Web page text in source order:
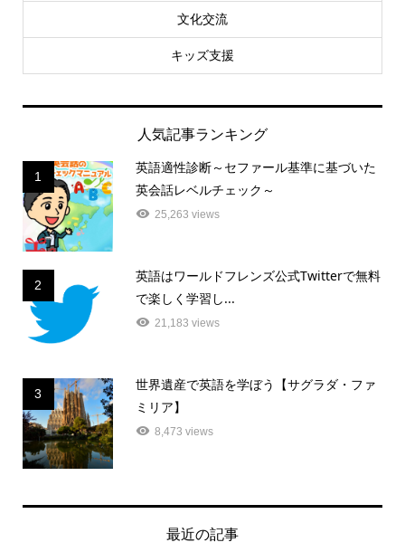
文化交流
キッズ支援
人気記事ランキング
1
英語適性診断～セファール基準に基づいた
英会話レベルチェック～
25,263 views
2
英語はワールドフレンズ公式Twitterで無料
で楽しく学習し...
21,183 views
3
世界遺産で英語を学ぼう【サグラダ・ファ
ミリア】
8,473 views
最近の記事